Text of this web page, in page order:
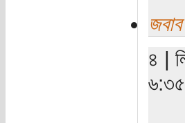
জবাব
৪ |